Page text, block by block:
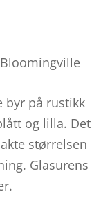
byr på rustikk
og lilla. Det
størrelsen
Glasurens